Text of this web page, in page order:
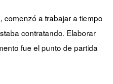
a trabajar a tiempo
contratando. Elaborar
fue el punto de partida